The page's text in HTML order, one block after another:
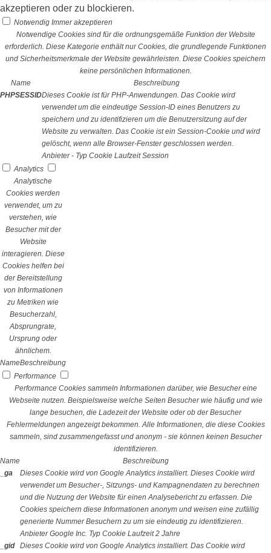
akzeptieren oder zu blockieren.
Notwendig Immer akzeptieren
Notwendige Cookies sind für die ordnungsgemäße Funktion der Website
erforderlich. Diese Kategorie enthält nur Cookies, die grundlegende Funktionen
und Sicherheitsmerkmale der Website gewährleisten. Diese Cookies speichern
keine persönlichen Informationen.
Name
Beschreibung
PHPSESSIDDieses Cookie ist für PHP-Anwendungen. Das Cookie wird
verwendet um die eindeutige Session-ID eines Benutzers zu
speichern und zu identifizieren um die Benutzersitzung auf der
Website zu verwalten. Das Cookie ist ein Session-Cookie und wird
gelöscht, wenn alle Browser-Fenster geschlossen werden.
Anbieter - Typ Cookie Laufzeit Session
Analytics
Analytische
Cookies werden
verwendet, um zu
verstehen, wie
Besucher mit der
Website
interagieren. Diese
Cookies helfen bei
der Bereitstellung
von Informationen
zu Metriken wie
Besucherzahl,
Absprungrate,
Ursprung oder
ähnlichem.
NameBeschreibung
Performance
Performance Cookies sammeln Informationen darüber, wie Besucher eine
Webseite nutzen. Beispielsweise welche Seiten Besucher wie häufig und wie
lange besuchen, die Ladezeit der Website oder ob der Besucher
Fehlermeldungen angezeigt bekommen. Alle Informationen, die diese Cookies
sammeln, sind zusammengefasst und anonym - sie können keinen Besucher
identifizieren.
Name
Beschreibung
_ga
Dieses Cookie wird von Google Analytics installiert. Dieses Cookie wird
verwendet um Besucher-, Sitzungs- und Kampagnendaten zu berechnen
und die Nutzung der Website für einen Analysebericht zu erfassen. Die
Cookies speichern diese Informationen anonym und weisen eine zufällig
generierte Nummer Besuchern zu um sie eindeutig zu identifizieren.
Anbieter Google Inc. Typ Cookie Laufzeit 2 Jahre
_gid
Dieses Cookie wird von Google Analytics installiert. Das Cookie wird